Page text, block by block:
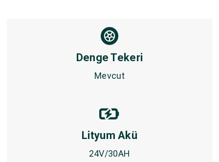
Denge Tekeri
Mevcut
Lityum Akü
24V/30AH